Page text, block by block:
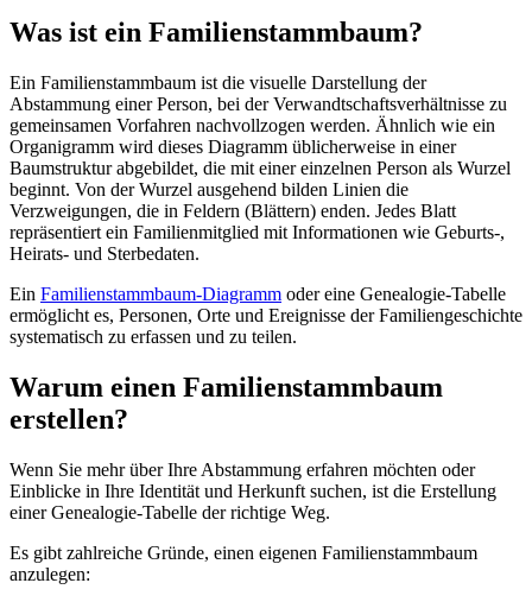
Was ist ein Familienstammbaum?
Ein Familienstammbaum ist die visuelle Darstellung der
Abstammung einer Person, bei der Verwandtschaftsverhältnisse zu
gemeinsamen Vorfahren nachvollzogen werden. Ähnlich wie ein
Organigramm wird dieses Diagramm üblicherweise in einer
Baumstruktur abgebildet, die mit einer einzelnen Person als Wurzel
beginnt. Von der Wurzel ausgehend bilden Linien die
Verzweigungen, die in Feldern (Blättern) enden. Jedes Blatt
repräsentiert ein Familienmitglied mit Informationen wie Geburts-,
Heirats- und Sterbedaten.
Ein Familienstammbaum-Diagramm oder eine Genealogie-Tabelle
ermöglicht es, Personen, Orte und Ereignisse der Familiengeschichte
systematisch zu erfassen und zu teilen.
Warum einen Familienstammbaum
erstellen?
Wenn Sie mehr über Ihre Abstammung erfahren möchten oder
Einblicke in Ihre Identität und Herkunft suchen, ist die Erstellung
einer Genealogie-Tabelle der richtige Weg.
Es gibt zahlreiche Gründe, einen eigenen Familienstammbaum
anzulegen: